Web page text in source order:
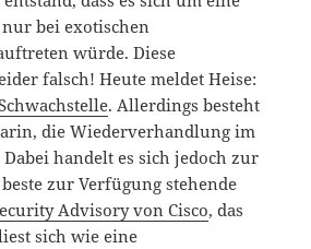
bei exotischen
würde. Diese
falsch! Heute meldet Heise:
. Allerdings besteht
die Wiederverhandlung im
Dabei handelt es sich jedoch zur
zur Verfügung stehende
Advisory von Cisco, das
sich wie eine